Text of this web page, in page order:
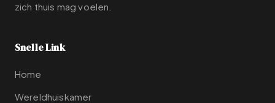
zich thuis mag voelen.
Snelle Link
Home
Wereldhuiskamer